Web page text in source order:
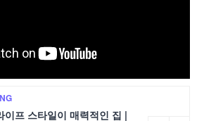
이프 스타일이 매력적인 집 |